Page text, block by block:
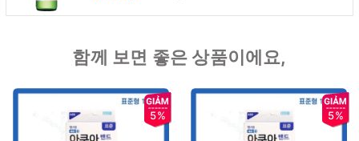
함께 보면 좋은 상품이에요,
5% 5%